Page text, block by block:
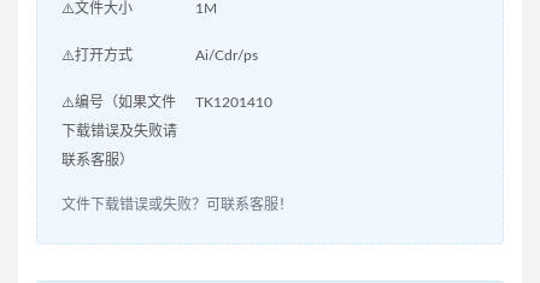
⚠️文件大小 1M
⚠️打开方式 Ai/Cdr/ps
⚠️编号（如果文件
下载错误及失败请
联系客服）
TK1201410
文件下载错误或失败？可联系客服！